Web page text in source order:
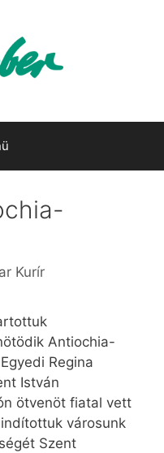
Kurír
Antiochia-
Regina
István
ötvenöt fiatal vett
városunk
Szent